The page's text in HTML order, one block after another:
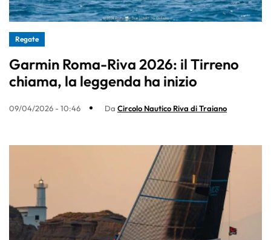
Regate
Garmin Roma-Riva 2026: il Tirreno
chiama, la leggenda ha inizio
09/04/2026 - 10:46 Da Circolo Nautico Riva di Traiano